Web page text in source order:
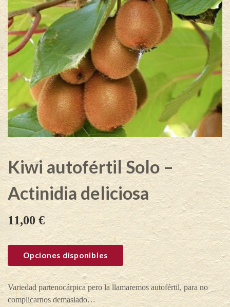
Kiwi autofértil Solo –
Actinidia deliciosa
11,00€
Opciones disponibles
Variedad partenocárpica pero la llamaremos autofértil, para no
complicarnos demasiado…